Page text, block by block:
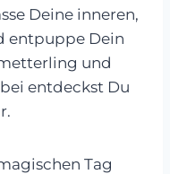
Deine inneren,
entpuppe Dein
und
entdeckst Du
Tag